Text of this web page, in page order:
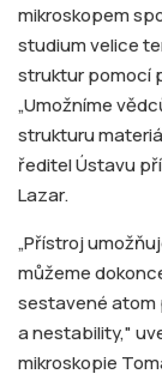
mikroskopem
studium velice
struktur pomocí
„Umožníme
strukturu
ředitel Ústavu
Lazar.
„Přístroj
můžeme
sestavené atom
a nestability,"
mikroskopie